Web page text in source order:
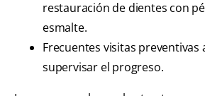
restauración de dientes con
esmalte.
Frecuentes visitas preventivas
supervisar el progreso.